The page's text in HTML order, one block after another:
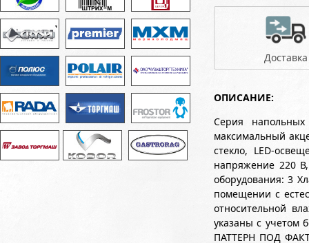
Доставка
ОПИСАНИЕ:
Серия
максимальный
стекло, LED-
напряжение 220
оборудования: 3
помещении с
относительной
указаны с учетом
ПАТТЕРН ПОД